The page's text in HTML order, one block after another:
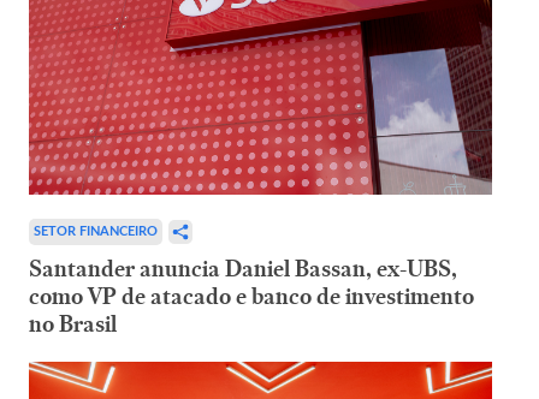
SETOR FINANCEIRO
Santander anuncia Daniel Bassan, ex-UBS,
como VP de atacado e banco de investimento
no Brasil